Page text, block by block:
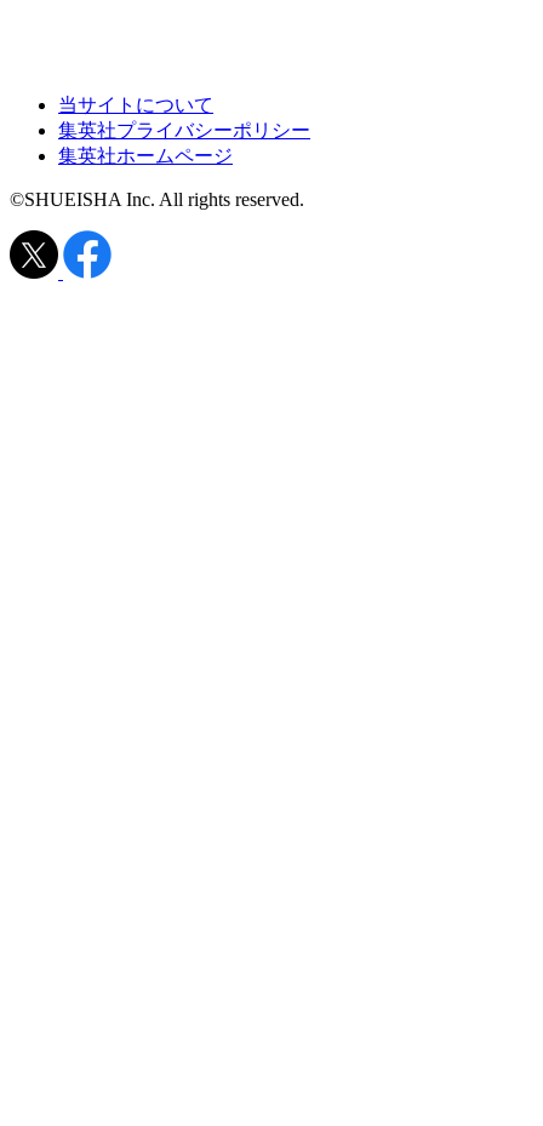
当サイトについて
集英社プライバシーポリシー
集英社ホームページ
©SHUEISHA Inc. All rights reserved.